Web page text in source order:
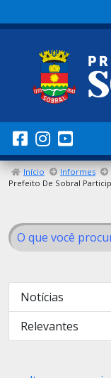
Início Informes
Notícias
Relevantes